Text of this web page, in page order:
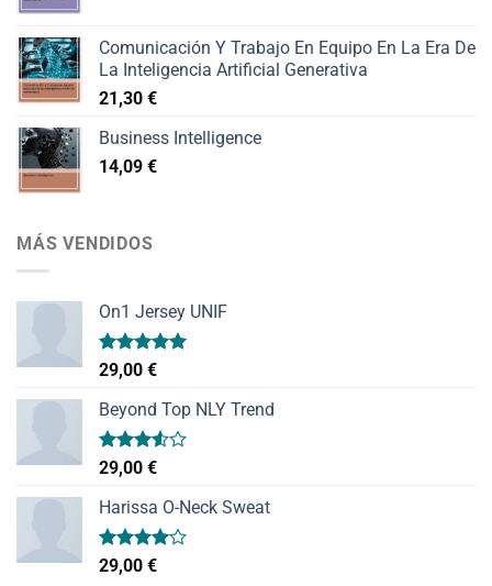
Comunicación Y Trabajo En Equipo En La Era De
La Inteligencia Artificial Generativa
21,30 €
Business Intelligence
14,09 €
MÁS VENDIDOS
On1 Jersey UNIF
Valorado
con
de 5
29,00 €
Beyond Top NLY Trend
Valorado
con
3.50de
5
29,00 €
Harissa O-Neck Sweat
Valorado
con
29,00 €